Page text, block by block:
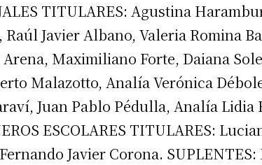
TITULARES: Agustina
Javier Albano, Valeria Romina
Maximiliano Forte, Daiana
Malazotto, Analía Verónica
Juan Pablo Pédulla, Analía Lidia
ESCOLARES TITULARES:
Javier Corona.